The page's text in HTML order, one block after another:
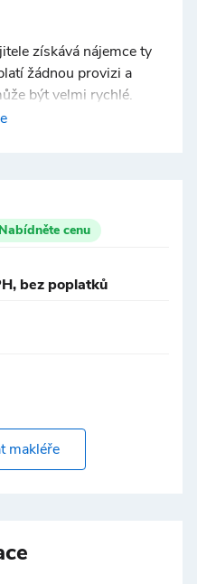
získává nájemce ty
žádnou provizi a
být velmi rychlé.
Nabídněte cenu
bez poplatků
makléře